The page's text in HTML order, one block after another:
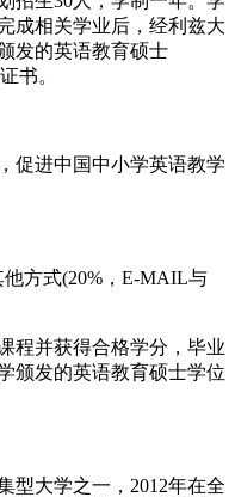
成相关学业后，经利兹大
发的英语教育硕士
书。
进中国中小学英语教学
方式(20%，E-MAIL与
并获得合格学分，毕业
颁发的英语教育硕士学位
大学之一，2012年在全